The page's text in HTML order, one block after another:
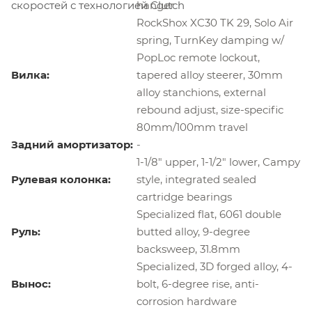
скоростей с технологией Clutch
hanger
Вилка:
RockShox XC30 TK 29, Solo Air
spring, TurnKey damping w/
PopLoc remote lockout,
tapered alloy steerer, 30mm
alloy stanchions, external
rebound adjust, size-specific
80mm/100mm travel
Задний амортизатор: -
Рулевая колонка:
1-1/8" upper, 1-1/2" lower, Campy
style, integrated sealed
cartridge bearings
Руль:
Specialized flat, 6061 double
butted alloy, 9-degree
backsweep, 31.8mm
Вынос:
Specialized, 3D forged alloy, 4-
bolt, 6-degree rise, anti-
corrosion hardware